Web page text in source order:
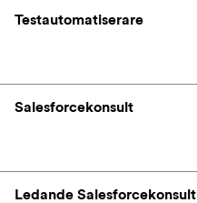
Testautomatiserare
Salesforcekonsult
Ledande Salesforcekonsult